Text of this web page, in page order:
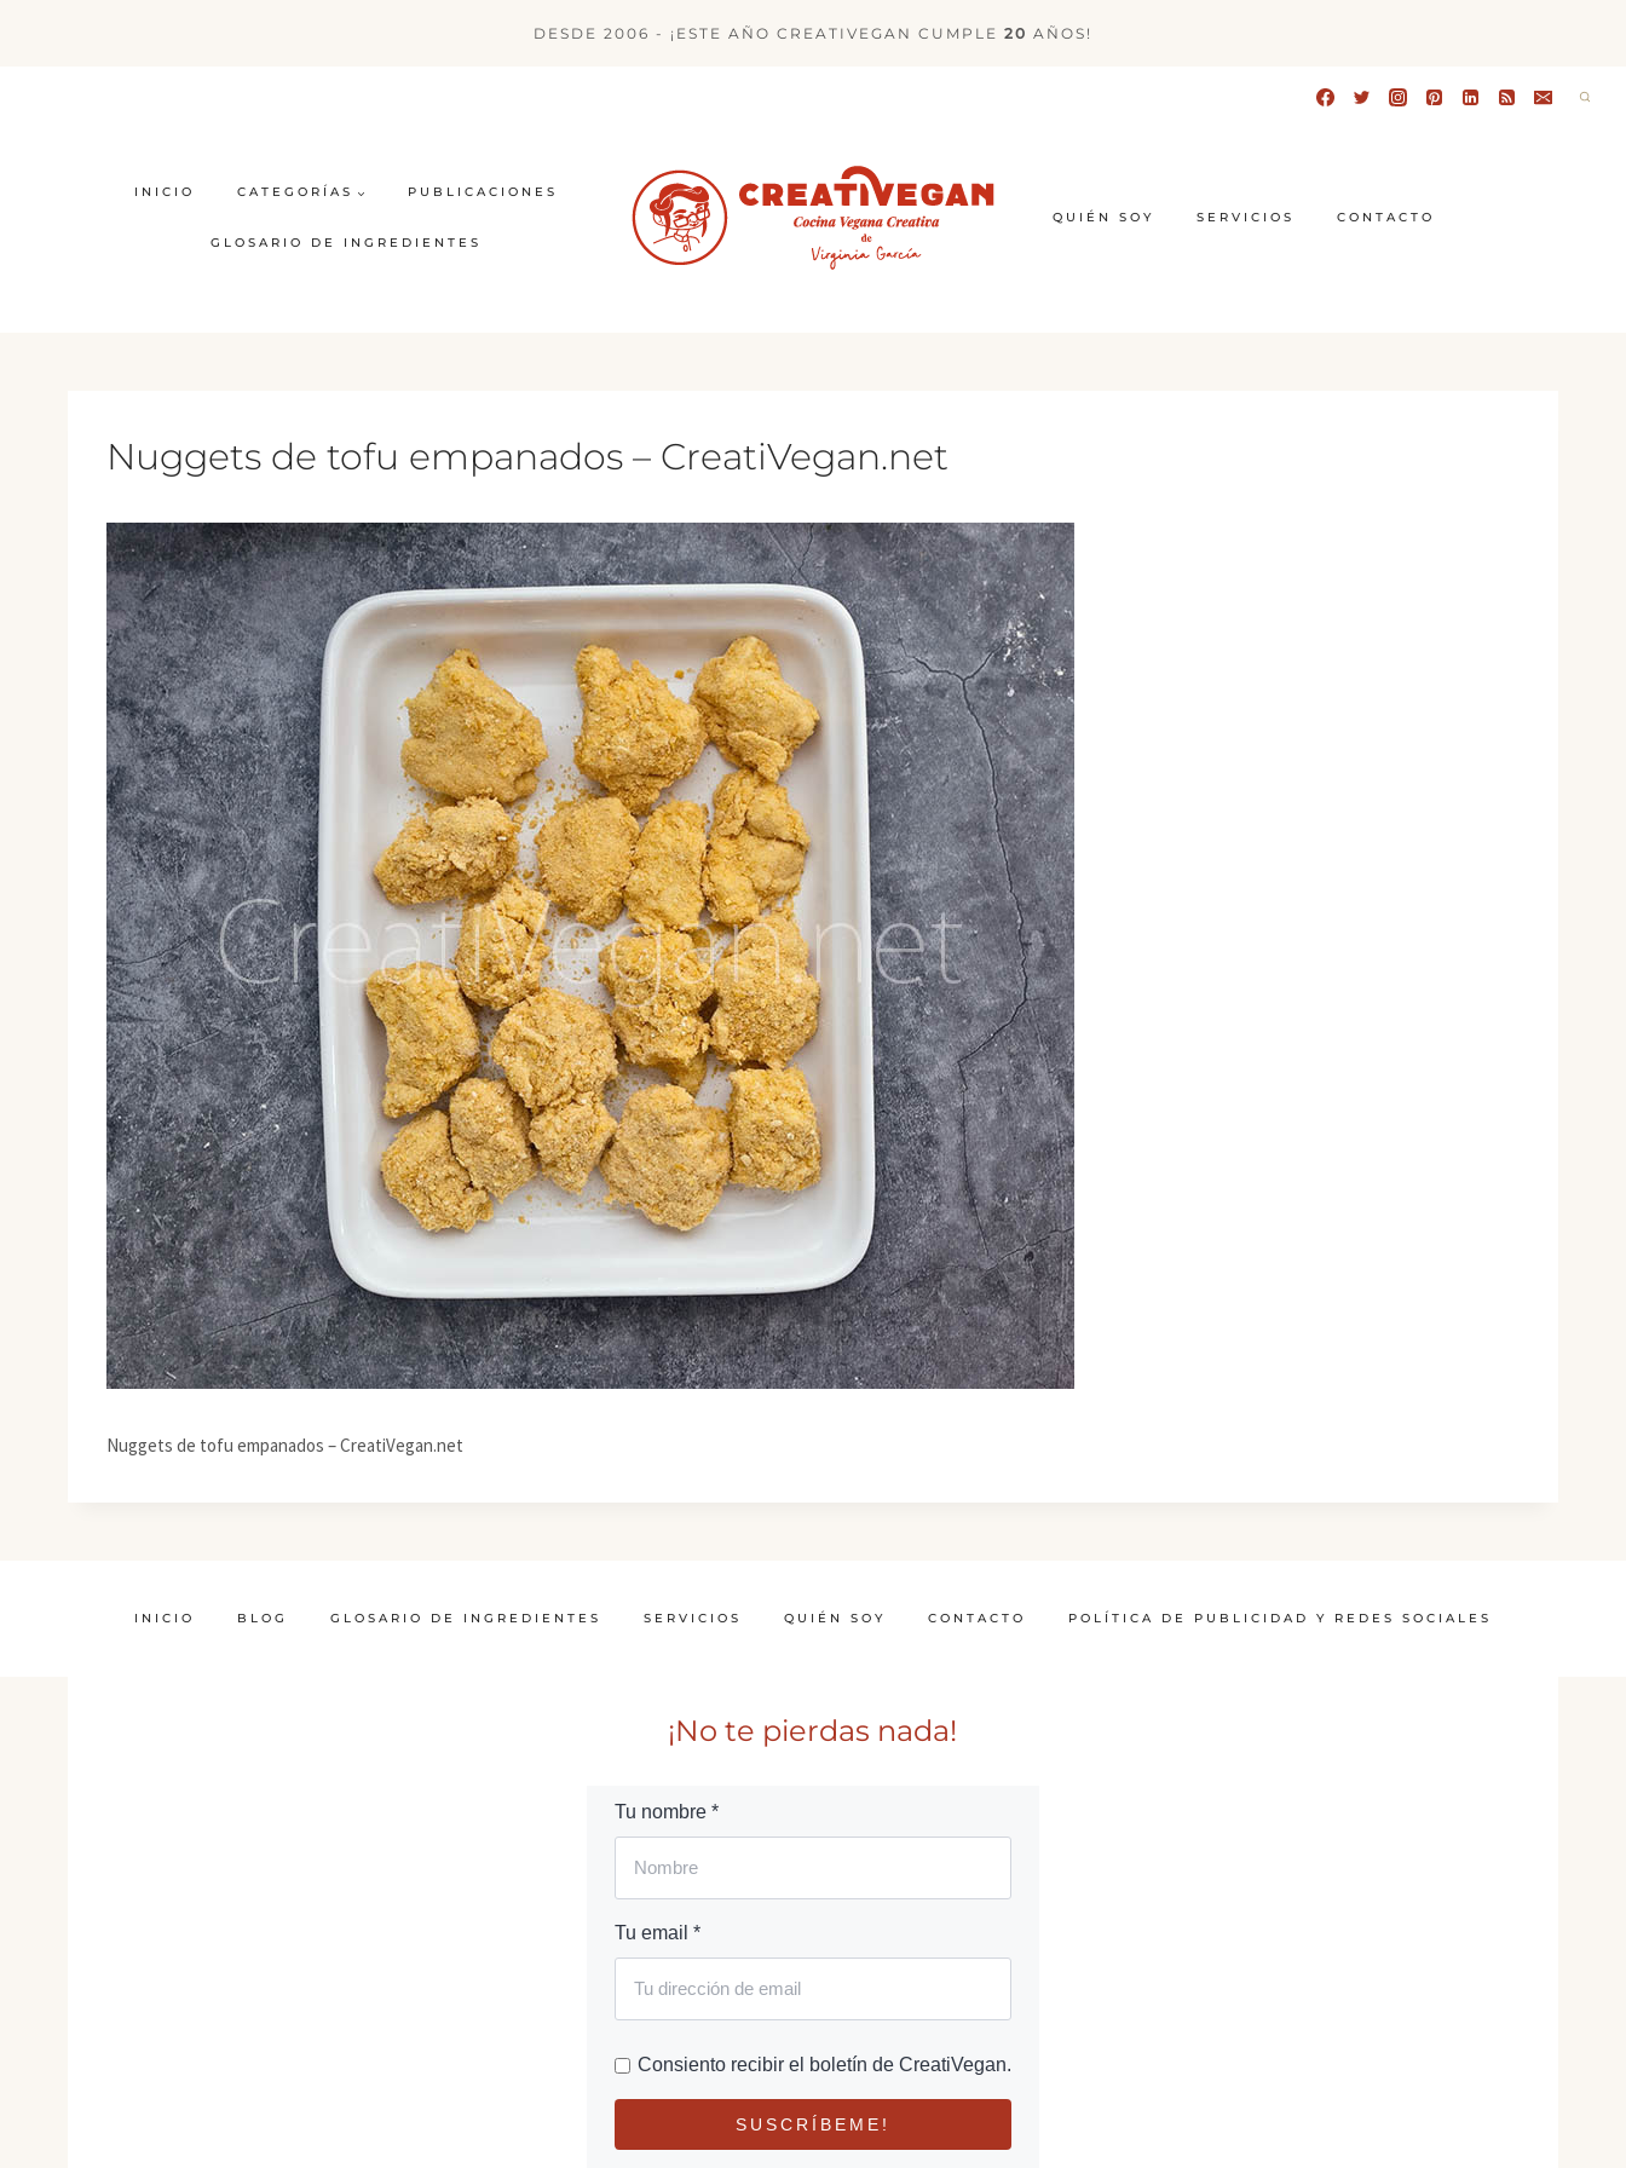
DESDE 2006 - ¡ESTE AÑO CREATIVEGAN CUMPLE 20 AÑOS!
INICIO CATEGORÍAS PUBLICACIONES
GLOSARIO DE INGREDIENTES
QUIÉN SOY SERVICIOS CONTACTO
Nuggets de tofu empanados – CreatiVegan.net
Nuggets de tofu empanados – CreatiVegan.net
INICIO BLOG GLOSARIO DE INGREDIENTES SERVICIOS QUIÉN SOY CONTACTO POLÍTICA DE PUBLICIDAD Y REDES SOCIALES
¡No te pierdas nada!
Tu nombre *
Tu email *
Consiento recibir el boletín de CreatiVegan.
SUSCRÍBEME!